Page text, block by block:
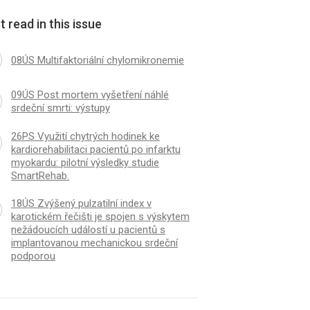
read in this issue
08ÚS Multifaktoriální chylomikronemie
09ÚS Post mortem vyšetření náhlé
srdeční smrti: výstupy
26PS Využití chytrých hodinek ke
kardiorehabilitaci pacientů po infarktu
myokardu: pilotní výsledky studie
SmartRehab.
18ÚS Zvýšený pulzatilní index v
karotickém řečišti je spojen s výskytem
nežádoucích událostí u pacientů s
implantovanou mechanickou srdeční
podporou